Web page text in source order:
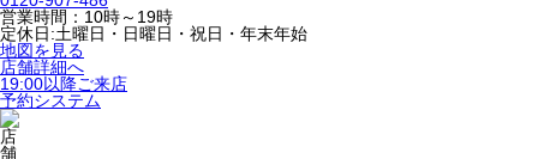
営業時間：10時～19時
定休日:土曜日・日曜日・祝日・年末年始
地図を見る
店舗詳細へ
19:00以降ご来店
予約システム